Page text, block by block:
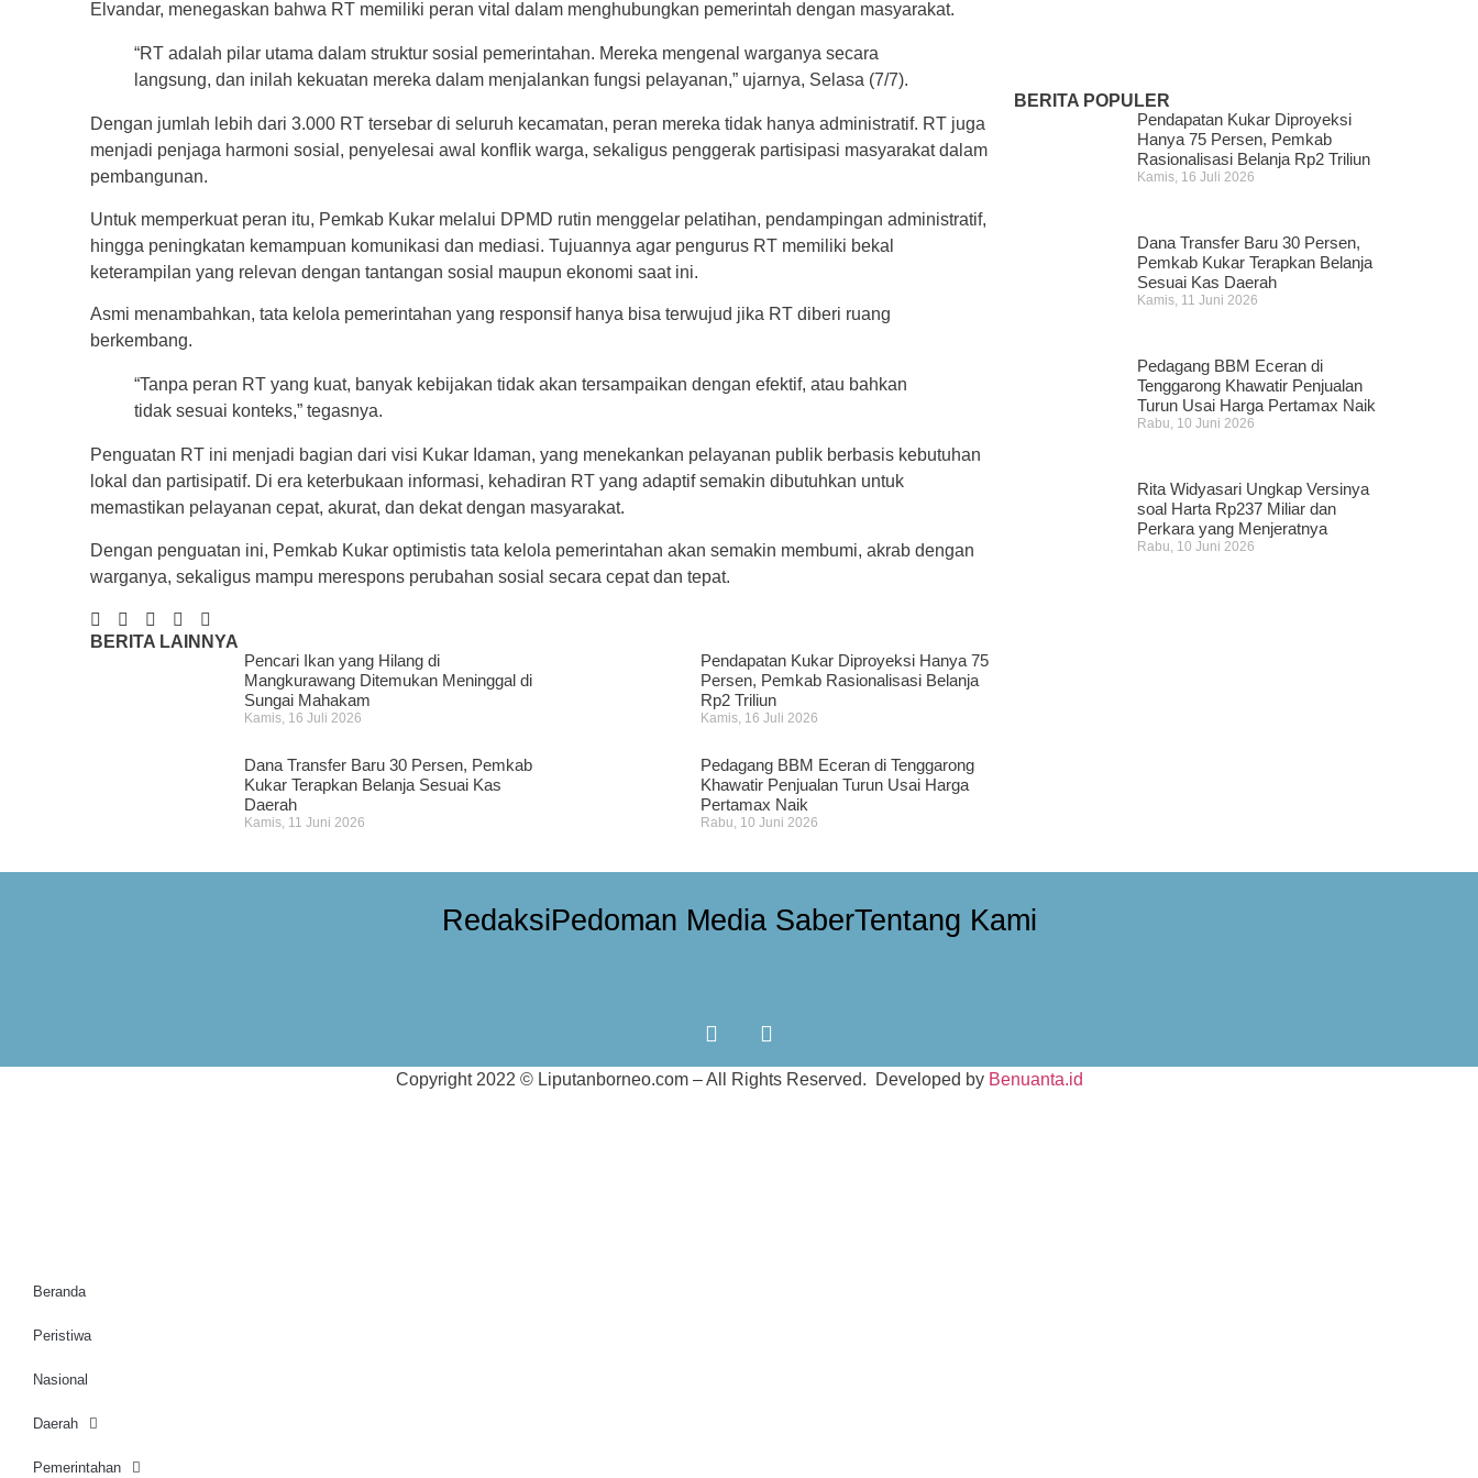
Elvandar, menegaskan bahwa RT memiliki peran vital dalam menghubungkan pemerintah dengan masyarakat.
“RT adalah pilar utama dalam struktur sosial pemerintahan. Mereka mengenal warganya secara
langsung, dan inilah kekuatan mereka dalam menjalankan fungsi pelayanan,” ujarnya, Selasa (7/7).
Dengan jumlah lebih dari 3.000 RT tersebar di seluruh kecamatan, peran mereka tidak hanya administratif. RT juga
menjadi penjaga harmoni sosial, penyelesai awal konflik warga, sekaligus penggerak partisipasi masyarakat dalam
pembangunan.
Untuk memperkuat peran itu, Pemkab Kukar melalui DPMD rutin menggelar pelatihan, pendampingan administratif,
hingga peningkatan kemampuan komunikasi dan mediasi. Tujuannya agar pengurus RT memiliki bekal
keterampilan yang relevan dengan tantangan sosial maupun ekonomi saat ini.
Asmi menambahkan, tata kelola pemerintahan yang responsif hanya bisa terwujud jika RT diberi ruang
berkembang.
“Tanpa peran RT yang kuat, banyak kebijakan tidak akan tersampaikan dengan efektif, atau bahkan
tidak sesuai konteks,” tegasnya.
Penguatan RT ini menjadi bagian dari visi Kukar Idaman, yang menekankan pelayanan publik berbasis kebutuhan
lokal dan partisipatif. Di era keterbukaan informasi, kehadiran RT yang adaptif semakin dibutuhkan untuk
memastikan pelayanan cepat, akurat, dan dekat dengan masyarakat.
Dengan penguatan ini, Pemkab Kukar optimistis tata kelola pemerintahan akan semakin membumi, akrab dengan
warganya, sekaligus mampu merespons perubahan sosial secara cepat dan tepat.
BERITA LAINNYA
Pencari Ikan yang Hilang di
Mangkurawang Ditemukan Meninggal di
Sungai Mahakam
Kamis, 16 Juli 2026
Pendapatan Kukar Diproyeksi Hanya 75
Persen, Pemkab Rasionalisasi Belanja
Rp2 Triliun
Kamis, 16 Juli 2026
Dana Transfer Baru 30 Persen, Pemkab
Kukar Terapkan Belanja Sesuai Kas
Daerah
Kamis, 11 Juni 2026
Pedagang BBM Eceran di Tenggarong
Khawatir Penjualan Turun Usai Harga
Pertamax Naik
Rabu, 10 Juni 2026
BERITA POPULER
Pendapatan Kukar Diproyeksi
Hanya 75 Persen, Pemkab
Rasionalisasi Belanja Rp2 Triliun
Kamis, 16 Juli 2026
Dana Transfer Baru 30 Persen,
Pemkab Kukar Terapkan Belanja
Sesuai Kas Daerah
Kamis, 11 Juni 2026
Pedagang BBM Eceran di
Tenggarong Khawatir Penjualan
Turun Usai Harga Pertamax Naik
Rabu, 10 Juni 2026
Rita Widyasari Ungkap Versinya
soal Harta Rp237 Miliar dan
Perkara yang Menjeratnya
Rabu, 10 Juni 2026
RedaksiPedoman Media SaberTentang Kami
Copyright 2022 © Liputanborneo.com– All Rights Reserved. Developed by Benuanta.id
Beranda
Peristiwa
Nasional
Daerah
Pemerintahan